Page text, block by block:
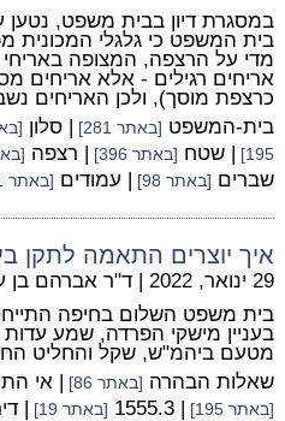
במסגרת דיון בבית משפט,
בית המשפט כי גלגלי המכונית
מדי על הרצפה, המצופה
אריחים רגילים - אלא אריחים
כרצפת מוסך), ולכן האריחים
בית-המשפט [באתר 281] | סלון
195]
| שטח [באתר 396] | רצפה
שברים [באתר 98] | עמודים [באתר 241]
איך יוצרים התאמה לתקן
29 ינואר, 2022 | ד"ר אברהם בן
בית משפט השלום בחיפה
בעניין מישקי הפרדה, שמע
מטעם ביהמ"ש, שקל והחליט
שאלות הבהרה [באתר 86] | אי
[באתר 195] | 1555.3 [באתר 19] |